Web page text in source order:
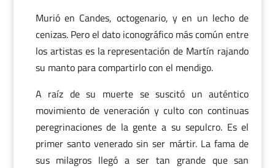
Murió en Candes, octogenario, y en un lecho de
cenizas. Pero el dato iconográfico más común entre
los artistas es la representación de Martín rajando
su manto para compartirlo con el mendigo.
A raíz de su muerte se suscitó un auténtico
movimiento de veneración y culto con continuas
peregrinaciones de la gente a su sepulcro. Es el
primer santo venerado sin ser mártir. La fama de
sus milagros llegó a ser tan grande que san